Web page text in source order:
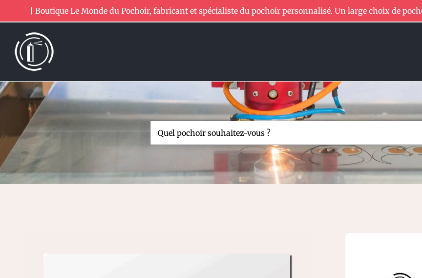
au
contenu
| Boutique Le Monde du Pochoir, fabricant et spécialiste du pochoir personnalisé. Un large choix de
Rechercher: